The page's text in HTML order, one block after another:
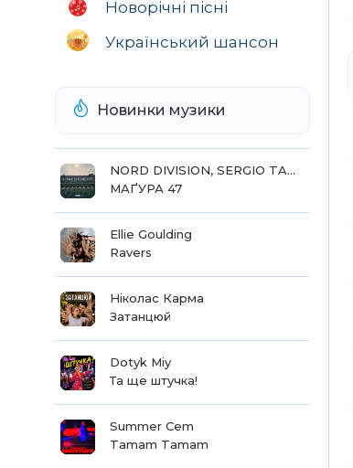
Новорічні пісні
Український шансон
Новинки музики
NORD DIVISION, SERGIO TACCHINI, Культурні сили, Адʼюнкт
МАҐУРА 47
Ellie Goulding
Ravers
Ніколас Карма
Затанцюй
Dotyk Miy
Та ще штучка!
Summer Cem
Tamam Tamam